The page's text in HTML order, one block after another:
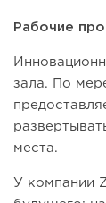
Рабочие
зала. По
места.
У компании